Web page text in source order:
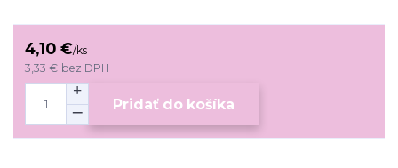
4,10 €/ks
3,33 € bez DPH
Pridať do košíka